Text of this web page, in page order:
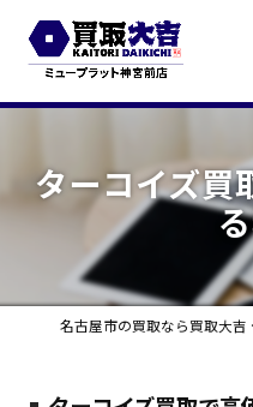
ターコイズ買
名古